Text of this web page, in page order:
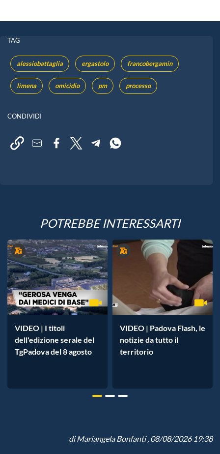
TAG
alessiobattaglia ergastolo francobergamin
limena omicidio pm processo
CONDIVIDI
POTREBBE INTERESSARTI
VIDEO | I titoli
dell'edizione serale del
TgPadova del 8 agosto
VIDEO | Padova Flash, le
notizie da tutto il
territorio
diMariangela Bonfanti, 08/08/2026 19:38